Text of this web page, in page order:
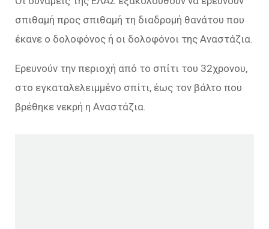
σπιθαμή προς σπιθαμή τη διαδρομή θανάτου που
έκανε ο δολοφόνος ή οι δολοφόνοι της Αναστάζια.
Ερευνούν την περιοχή από το σπίτι του 32χρονου,
στο εγκαταλελειμμένο σπίτι, έως τον βάλτο που
βρέθηκε νεκρή η Αναστάζια.